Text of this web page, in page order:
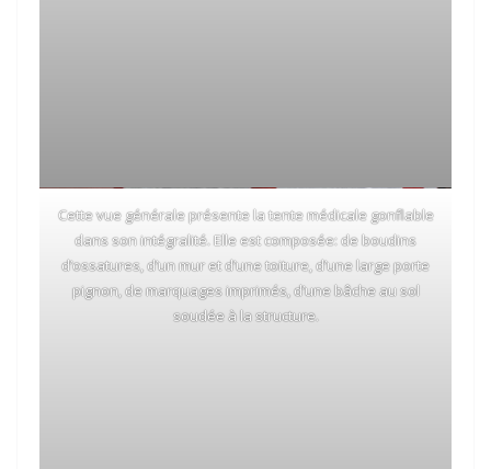
Cette vue générale présente la tente médicale gonflable
dans son intégralité. Elle est composée: de boudins
d’ossatures, d’un mur et d’une toiture, d’une large porte
pignon, de marquages imprimés, d’une bâche au sol
soudée à la structure.